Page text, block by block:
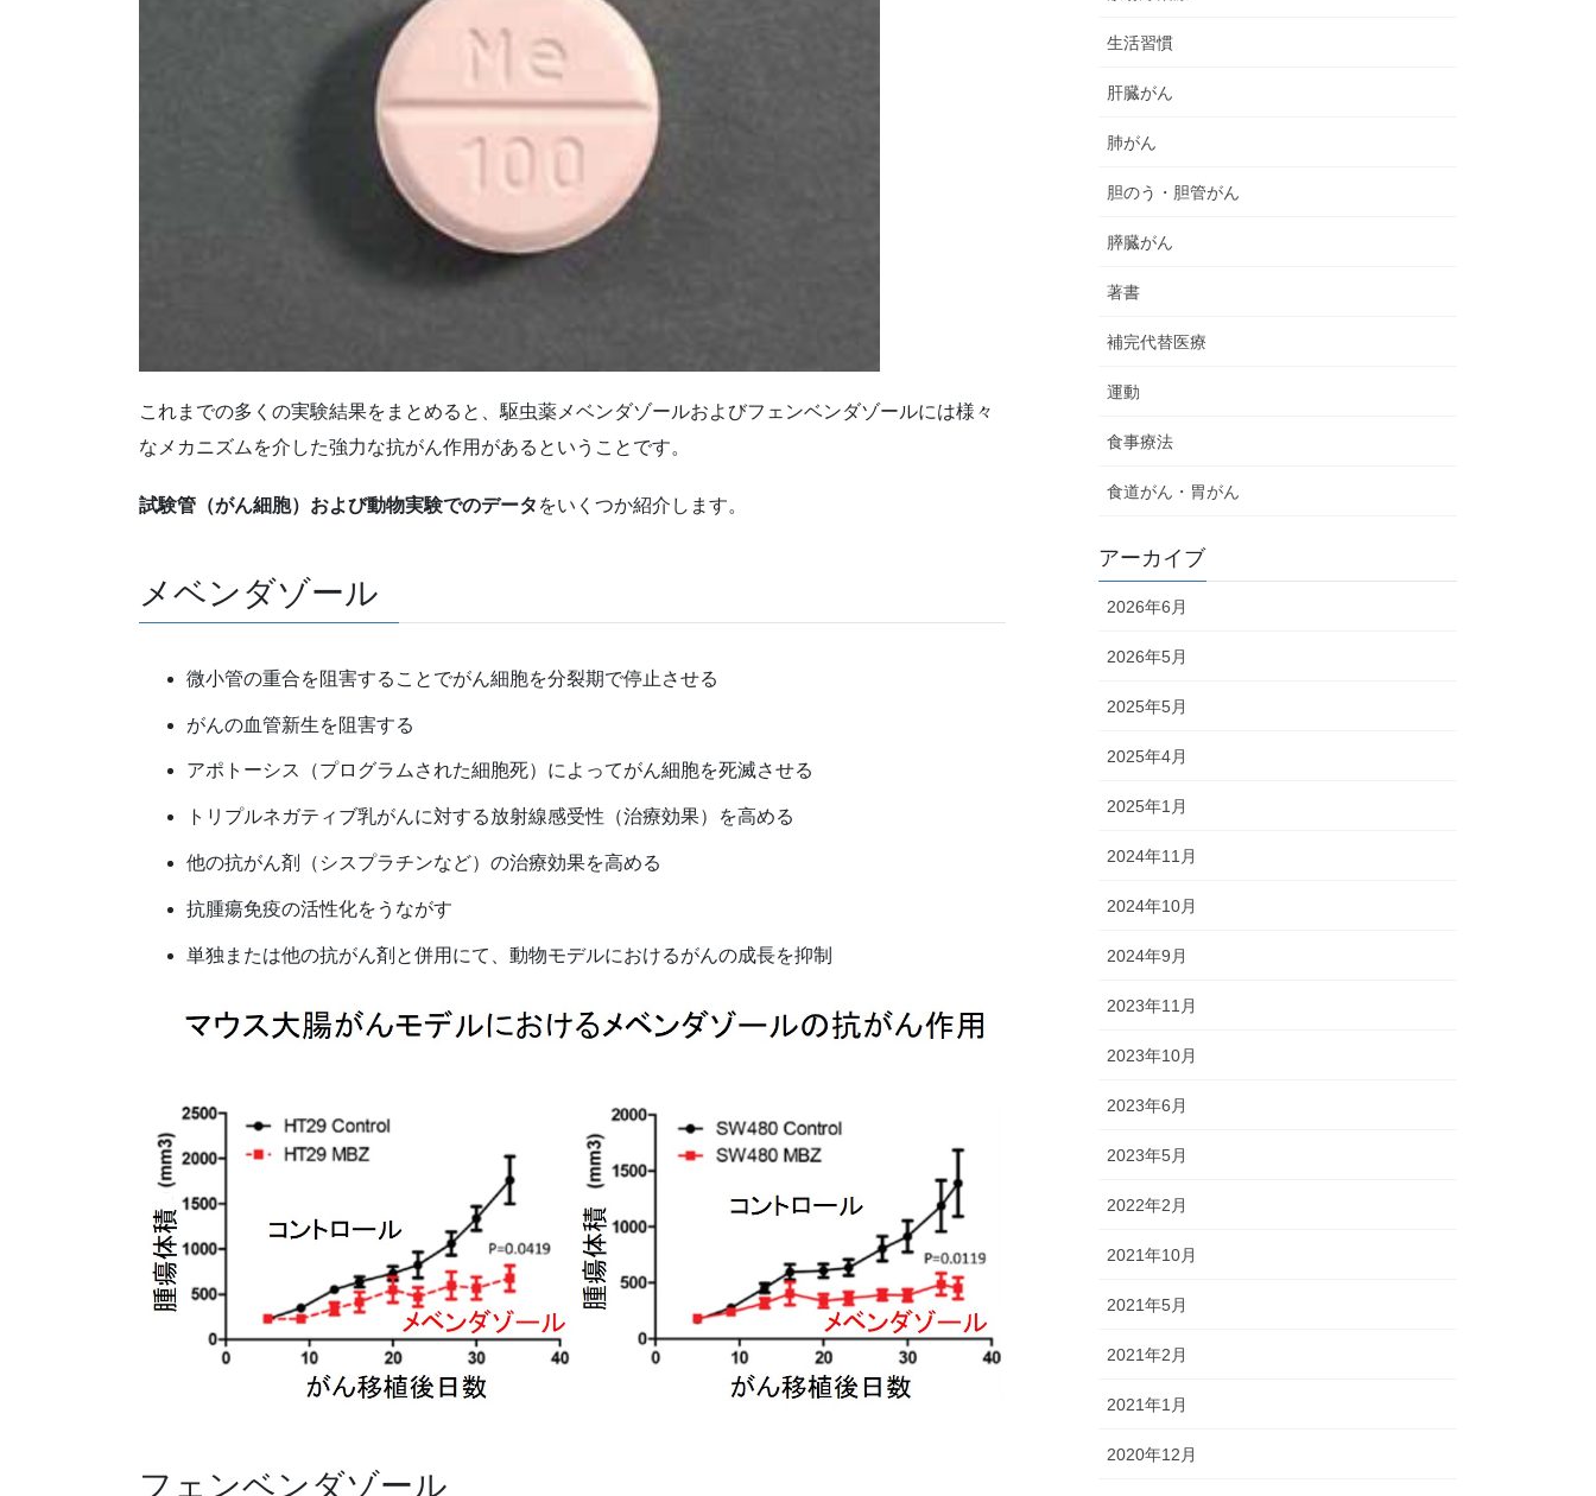
これまでの多くの実験結果をまとめると、 駆虫薬メベンダゾールおよびフェンベンダゾールには様々
なメカニズムを介した強力な抗がん作用がある ということです。
試験管（がん細胞）および動物実験でのデータ をいくつか紹介します。
メベンダゾール
微小管の重合を阻害することでがん細胞を分裂期で停止させる
がんの血管新生を阻害する
アポトーシス（プログラムされた細胞死）によってがん細胞を死滅させる
トリプルネガティブ乳がんに対する放射線感受性（治療効果）を高める
他の抗がん剤（シスプラチンなど）の治療効果を高める
抗腫瘍免疫の活性化をうながす
単独または他の抗がん剤と併用にて、動物モデルにおけるがんの成長を抑制
フェンベンダゾール
生活習慣
肝臓がん
肺がん
胆のう・胆管がん
膵臓がん
著書
補完代替医療
運動
食事療法
食道がん・胃がん
アーカイブ
2026年6月
2026年5月
2025年5月
2025年4月
2025年1月
2024年11月
2024年10月
2024年9月
2023年11月
2023年10月
2023年6月
2023年5月
2022年2月
2021年10月
2021年5月
2021年2月
2021年1月
2020年12月